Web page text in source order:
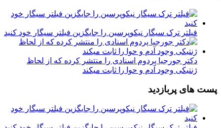
فیلتر ترک سیگار نیکوپرسین را جایگزین فیلتر سیگار خود کنید
دکتر جورجیا پردوم اسنادی را منتشر کرده که از لحاظ
ژنتیکی وجود آدم و حوا را ثابت میکند
پست های پربازدید